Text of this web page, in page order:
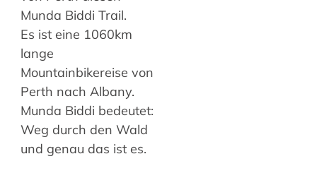
Munda Biddi Trail.
Es ist eine 1060km
lange
Mountainbikereise von
Perth nach Albany.
Munda Biddi bedeutet:
Weg durch den Wald
und genau das ist es.